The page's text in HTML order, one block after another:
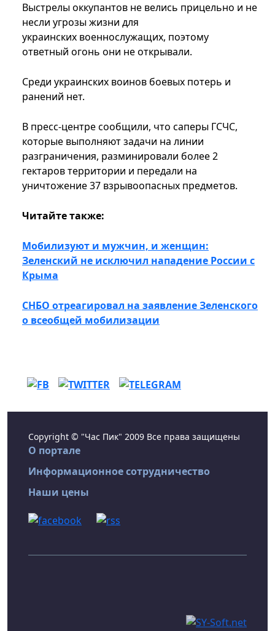
Выстрелы оккупантов не велись прицельно и не
несли угрозы жизни для
украинских военнослужащих, поэтому
ответный огонь они не открывали.
Среди украинских воинов боевых потерь и
ранений нет.
В пресс-центре сообщили, что саперы ГСЧС,
которые выполняют задачи на линии
разграничения, разминировали более 2
гектаров территории и передали на
уничтожение 37 взрывоопасных предметов.
Читайте также:
Мобилизуют и мужчин, и женщин:
Зеленский не исключил нападение России с
Крыма
СНБО отреагировал на заявление Зеленского
о всеобщей мобилизации
Copyright © "Час Пик" 2009 Все права защищены
О портале
Информационное сотрудничество
Наши цены